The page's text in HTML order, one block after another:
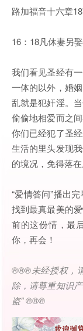
路加福音十六章
16：18凡休妻另
我们看见圣经有
一体的以外，婚
乱就是犯奸淫。
偷偷地相爱而之
你们已经犯了圣
生活的里头发现
的境况，免得落
“爱情答问”播出
找到最真最美的
前的这份情，最
你，再会！
®®®未经授权，
除，请尊重知识
盗” ®®®